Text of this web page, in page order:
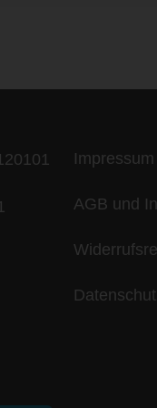
Impressum
AGB und